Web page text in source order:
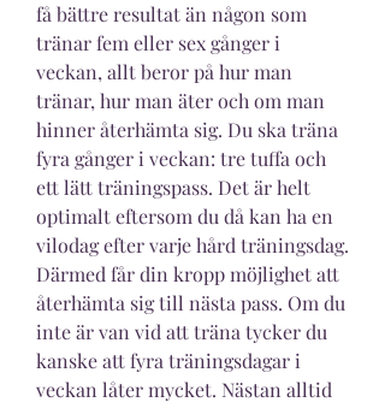
få bättre resultat än någon som
tränar fem eller sex gånger i
veckan, allt beror på hur man
tränar, hur man äter och om man
hinner återhämta sig. Du ska träna
fyra gånger i veckan: tre tuffa och
ett lätt träningspass. Det är helt
optimalt eftersom du då kan ha en
vilodag efter varje hård träningsdag.
Därmed får din kropp möjlighet att
återhämta sig till nästa pass. Om du
inte är van vid att träna tycker du
kanske att fyra träningsdagar i
veckan låter mycket. Nästan alltid